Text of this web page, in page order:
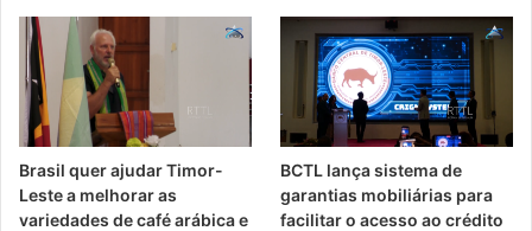
Brasil quer ajudar Timor-
Leste a melhorar as
variedades de café arábica e
BCTL lança sistema de
garantias mobiliárias para
facilitar o acesso ao crédito